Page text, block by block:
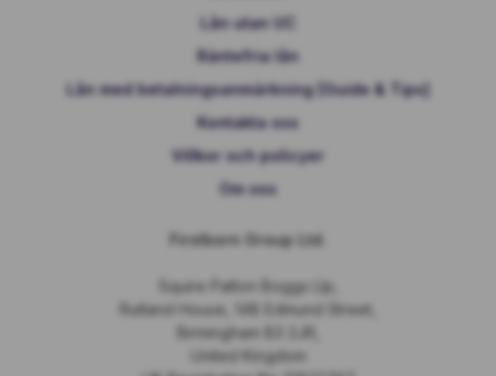
Lån utan UC
Räntefria lån
Lån med betalningsanmärkning [Guide & Tips]
Kontakta oss
Villkor och policyer
Om oss
Firstborn Group Ltd.
Squire Patton Boggs Llp,
Rutland House, 148 Edmund Street,
Birmingham B3 2JR,
United Kingdom